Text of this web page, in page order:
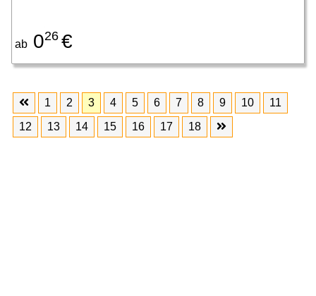
ab 026 €
1 2 3 4 5 6 7 8 9 10
11
12
13 14 15 16 17 18